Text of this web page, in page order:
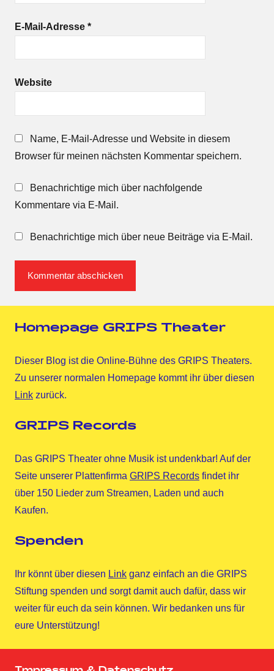
E-Mail-Adresse *
Website
Name, E-Mail-Adresse und Website in diesem
Browser für meinen nächsten Kommentar speichern.
Benachrichtige mich über nachfolgende
Kommentare via E-Mail.
Benachrichtige mich über neue Beiträge via E-Mail.
Homepage GRIPS Theater
Dieser Blog ist die Online-Bühne des GRIPS Theaters.
Zu unserer normalen Homepage kommt ihr über diesen
Link zurück.
GRIPS Records
Das GRIPS Theater ohne Musik ist undenkbar! Auf der
Seite unserer Plattenfirma GRIPS Records findet ihr
über 150 Lieder zum Streamen, Laden und auch
Kaufen.
Spenden
Ihr könnt über diesen Link ganz einfach an die GRIPS
Stiftung spenden und sorgt damit auch dafür, dass wir
weiter für euch da sein können. Wir bedanken uns für
eure Unterstützung!